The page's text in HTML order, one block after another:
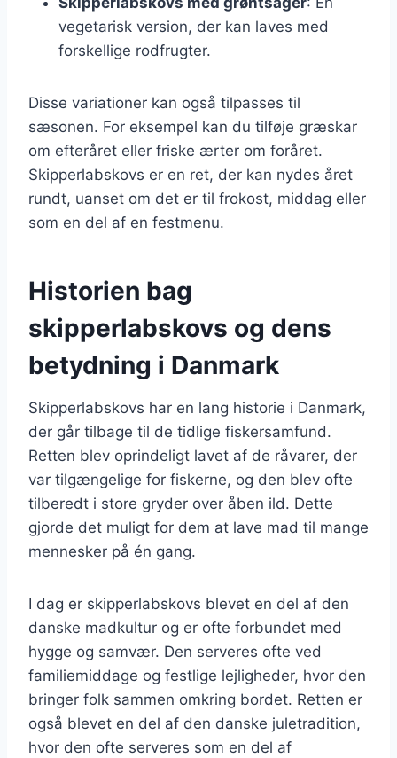
vegetarisk version, der kan laves med
forskellige rodfrugter.
Disse variationer kan også tilpasses til
sæsonen. For eksempel kan du tilføje græskar
om efteråret eller friske ærter om foråret.
Skipperlabskovs er en ret, der kan nydes året
rundt, uanset om det er til frokost, middag eller
som en del af en festmenu.
Historien bag
skipperlabskovs og dens
betydning i Danmark
Skipperlabskovs har en lang historie i Danmark,
der går tilbage til de tidlige fiskersamfund.
Retten blev oprindeligt lavet af de råvarer, der
var tilgængelige for fiskerne, og den blev ofte
tilberedt i store gryder over åben ild. Dette
gjorde det muligt for dem at lave mad til mange
mennesker på én gang.
I dag er skipperlabskovs blevet en del af den
danske madkultur og er ofte forbundet med
hygge og samvær. Den serveres ofte ved
familiemiddage og festlige lejligheder, hvor den
bringer folk sammen omkring bordet. Retten er
også blevet en del af den danske juletradition,
hvor den ofte serveres som en del af